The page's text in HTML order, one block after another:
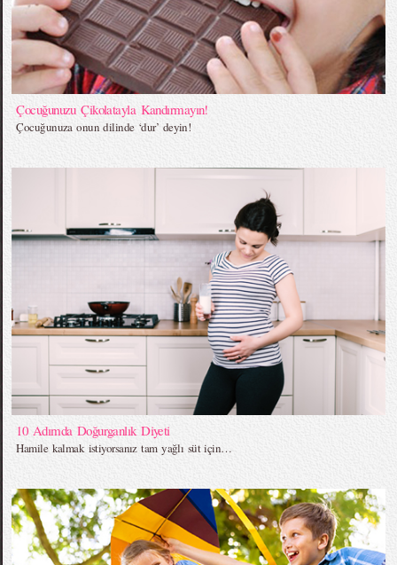
Çocuğunuzu Çikolatayla Kandırmayın!
Çocuğunuza onun dilinde ‘dur’ deyin!
10 Adımda Doğurganlık Diyeti
Hamile kalmak istiyorsanız tam yağlı süt için…